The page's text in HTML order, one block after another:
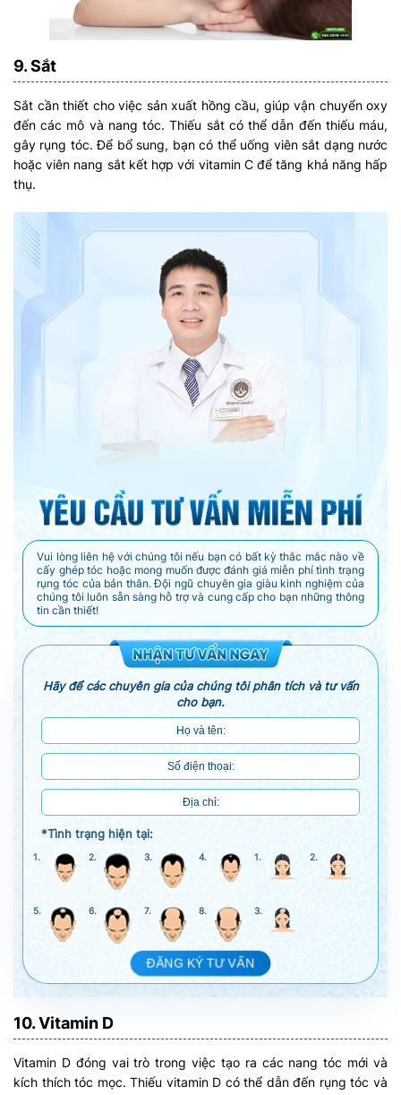
9. Sắt
Sắt cần thiết cho việc sản xuất hồng cầu, giúp vận chuyển oxy
đến các mô và nang tóc. Thiếu sắt có thể dẫn đến thiếu máu,
gây rụng tóc. Để bổ sung, bạn có thể uống viên sắt dạng nước
hoặc viên nang sắt kết hợp với vitamin C để tăng khả năng hấp
thụ.
Vui lòng liên hệ với chúng tôi nếu bạn có bất kỳ thắc mắc nào về
cấy ghép tóc hoặc mong muốn được đánh giá miễn phí tình trạng
rụng tóc của bản thân. Đội ngũ chuyên gia giàu kinh nghiệm của
chúng tôi luôn sẵn sàng hỗ trợ và cung cấp cho bạn những thông
tin cần thiết!
Hãy để các chuyên gia của chúng tôi phân tích và tư vấn
cho bạn.
*Tình trạng hiện tại:
1. 2. 3. 4. 1. 2.
5. 6. 7. 8. 3.
ĐĂNG KÝ TƯ VẤN
10. Vitamin D
Vitamin D đóng vai trò trong việc tạo ra các nang tóc mới và
kích thích tóc mọc. Thiếu vitamin D có thể dẫn đến rụng tóc và